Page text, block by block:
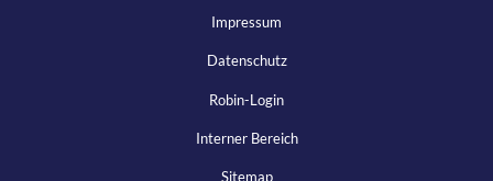
Impressum
Datenschutz
Robin-Login
Interner Bereich
Sitemap